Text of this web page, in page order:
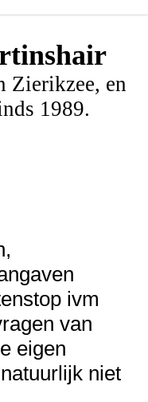
Zierikzee, en
1989.
ivm
van
eigen
niet